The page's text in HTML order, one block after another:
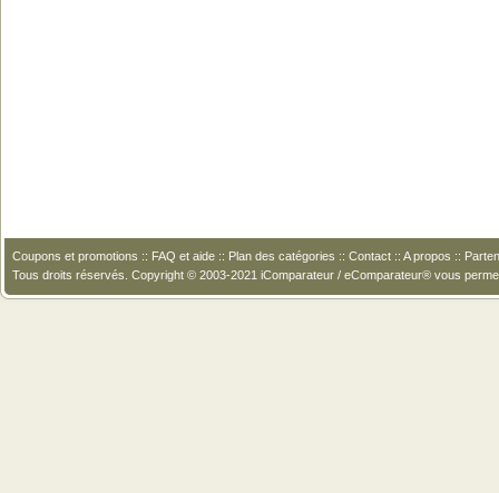
Coupons et promotions :: FAQ et aide :: Plan des catégories :: Contact :: A propos ::
Tous droits réservés. Copyright © 2003-2021 iComparateur / eComparateur® vous